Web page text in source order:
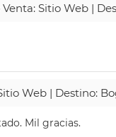
Venta: Sitio Web |
Web | Destino:
Mil gracias.